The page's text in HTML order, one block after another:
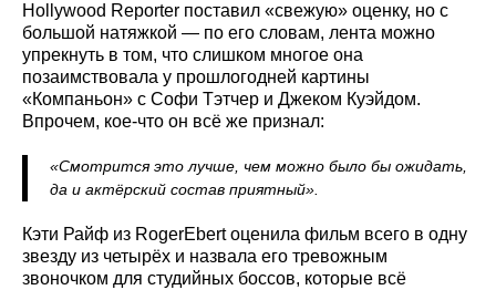
Hollywood Reporter поставил «свежую» оценку, но с
большой натяжкой — по его словам, лента можно
упрекнуть в том, что слишком многое она
позаимствовала у прошлогодней картины
«Компаньон» с Софи Тэтчер и Джеком Куэйдом.
Впрочем, кое-что он всё же признал:
«Смотрится это лучше, чем можно было бы ожидать,
да и актёрский состав приятный».
Кэти Райф из RogerEbert оценила фильм всего в одну
звезду из четырёх и назвала его тревожным
звоночком для студийных боссов, которые всё